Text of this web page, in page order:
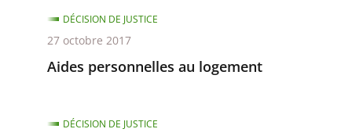
après
Aides personnelles au logement
DÉCISION DE JUSTICE
27 octobre 2017
DÉCISION DE JUSTICE